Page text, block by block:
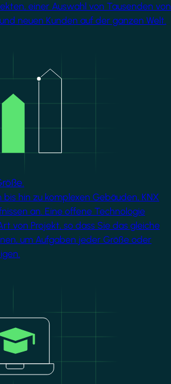
einer Auswahl von Tausenden von
neuen Kunden auf der ganzen Welt.
bis hin zu komplexen Gebäuden, KNX
an. Eine offene Technologie
von Projekt, so dass Sie das gleiche
um Aufgaben jeder Größe oder